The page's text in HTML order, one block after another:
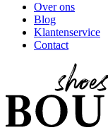
Over ons
Blog
Klantenservice
Contact